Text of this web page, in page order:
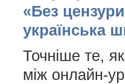
«Без
українська
Точніше те,
між онлайн-